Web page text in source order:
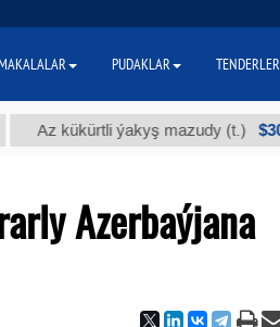
kükürtli ýakyş mazudy (t.) $300
Azerbaýjana
PUDAKLAR TENDERLER